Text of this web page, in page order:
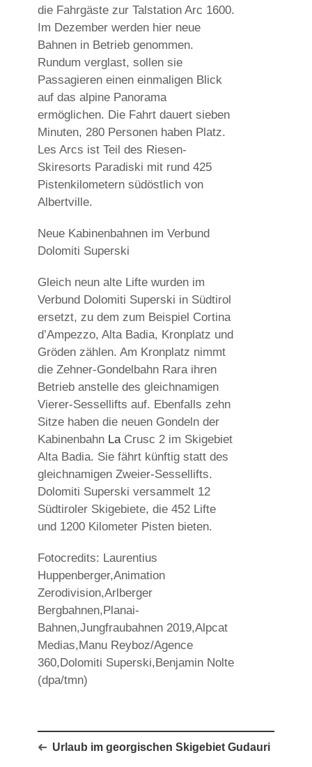
die Fahrgäste zur Talstation Arc 1600.
Im Dezember werden hier neue
Bahnen in Betrieb genommen.
Rundum verglast, sollen sie
Passagieren einen einmaligen Blick
auf das alpine Panorama
ermöglichen. Die Fahrt dauert sieben
Minuten, 280 Personen haben Platz.
Les Arcs ist Teil des Riesen-
Skiresorts Paradiski mit rund 425
Pistenkilometern südöstlich von
Albertville.
Neue Kabinenbahnen im Verbund
Dolomiti Superski
Gleich neun alte Lifte wurden im
Verbund Dolomiti Superski in Südtirol
ersetzt, zu dem zum Beispiel Cortina
d’Ampezzo, Alta Badia, Kronplatz und
Gröden zählen. Am Kronplatz nimmt
die Zehner-Gondelbahn Rara ihren
Betrieb anstelle des gleichnamigen
Vierer-Sessellifts auf. Ebenfalls zehn
Sitze haben die neuen Gondeln der
Kabinenbahn LaCrusc 2 im Skigebiet
Alta Badia. Sie fährt künftig statt des
gleichnamigen Zweier-Sessellifts.
Dolomiti Superski versammelt 12
Südtiroler Skigebiete, die 452 Lifte
und 1200 Kilometer Pisten bieten.
Fotocredits: Laurentius
Huppenberger,Animation
Zerodivision,Arlberger
Bergbahnen,Planai-
Bahnen,Jungfraubahnen 2019,Alpcat
Medias,Manu Reyboz/Agence
360,Dolomiti Superski,Benjamin Nolte
(dpa/tmn)
Urlaub im georgischen Skigebiet Gudauri